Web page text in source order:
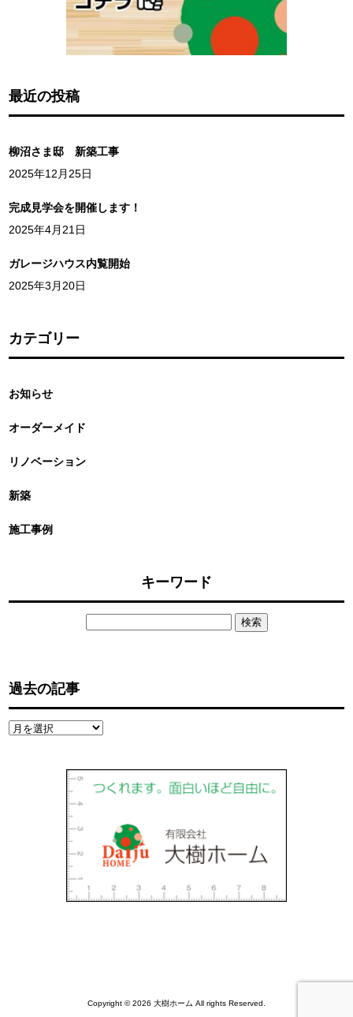
最近の投稿
柳沼さま邸 新築工事
2025年12月25日
完成見学会を開催します！
2025年4月21日
ガレージハウス内覧開始
2025年3月20日
カテゴリー
お知らせ
オーダーメイド
リノベーション
新築
施工事例
キーワード
過去の記事
過
Copyright © 2026 大樹ホーム All rights Reserved.